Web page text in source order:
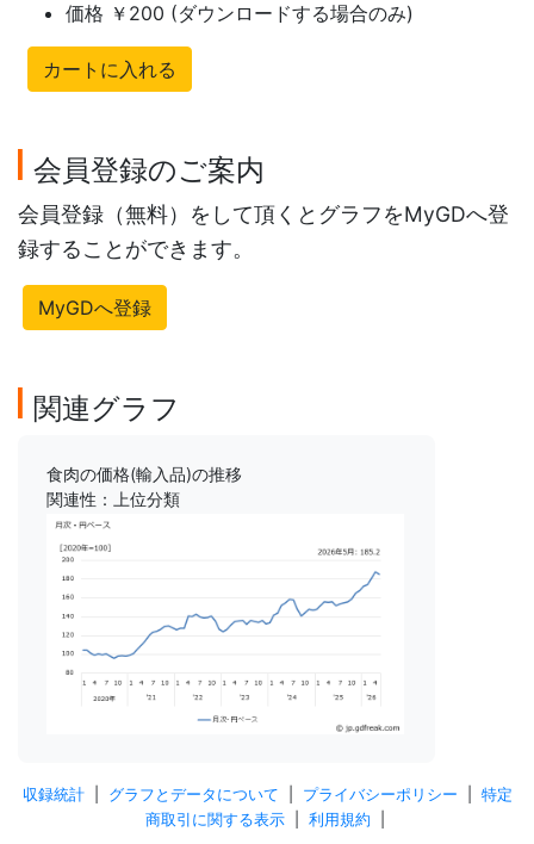
価格 ￥200 (ダウンロードする場合のみ)
カートに入れる
会員登録のご案内
会員登録（無料）をして頂くとグラフをMyGDへ登
録することができます。
MyGDへ登録
関連グラフ
食肉の価格(輸入品)の推移
関連性：上位分類
収録統計| グラフとデータについて プライバシーポリシー
特定
商取引に関する表示| 利用規約